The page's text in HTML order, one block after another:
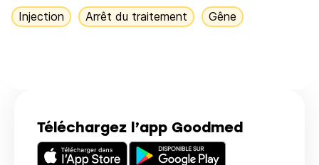
Téléchargez l’app Goodmed
Injection Arrêt du traitement Gêne